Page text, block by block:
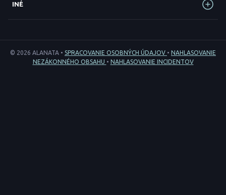
INÉ
© 2026 ALANATA • SPRACOVANIE OSOBNÝCH ÚDAJOV • NAHLASOVANIE
NEZÁKONNÉHO OBSAHU • NAHLASOVANIE INCIDENTOV